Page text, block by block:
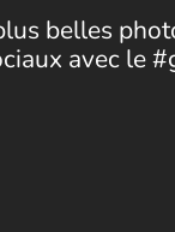
belles
avec le